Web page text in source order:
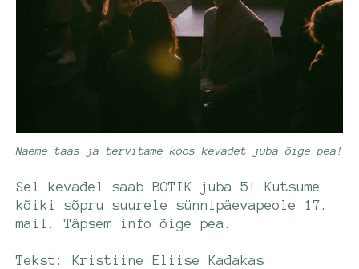
Näeme taas ja tervitame koos kevadet juba õige pea!
Sel kevadel saab BOTIK juba 5! Kutsume
kõiki sõpru suurele sünnipäevapeole 17.
mail. Täpsem info õige pea.
Tekst: Kristiine Eliise Kadakas